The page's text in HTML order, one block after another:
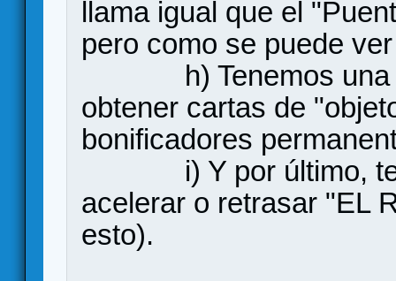
llama igual que el
pero como se puede
h) Tenemos una
obtener cartas de
bonificadores
i) Y por último,
acelerar o retrasar "EL
esto).